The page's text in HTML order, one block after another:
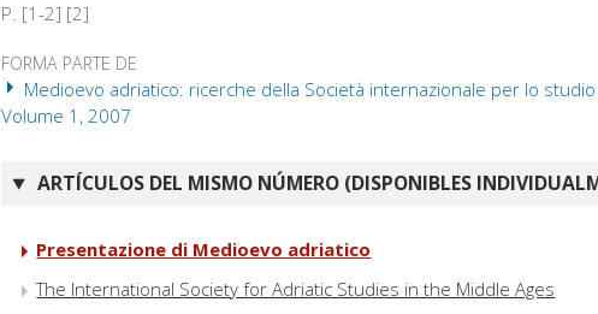
P. [1-2] [2]
FORMA PARTE DE
Medioevo adriatico: ricerche della Società internazionale per lo
Volume 1, 2007
ARTÍCULOS DEL MISMO NÚMERO (DISPONIBLES
Presentazione di Medioevo adriatico
The International Society for Adriatic Studies in the Middle Ages